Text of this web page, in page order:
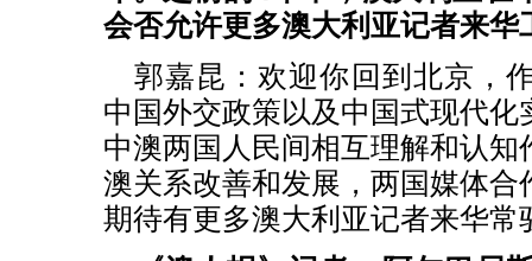
会否允许更多澳大利亚记者来华
郭嘉昆：欢迎你回到北京，
中国外交政策以及中国式现代化
中澳两国人民间相互理解和认知
澳关系改善和发展，两国媒体合
期待有更多澳大利亚记者来华常